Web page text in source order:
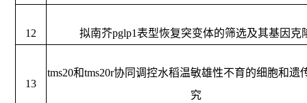
12 拟南芥pglp1表型恢复突变体的筛选及其基因克
13
tms20和tms20r协同调控水稻温敏雄性不育的细胞和遗
究